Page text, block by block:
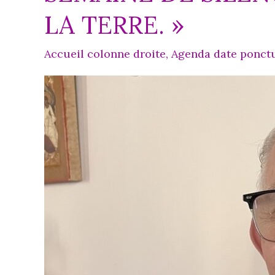
LA TERRE. »
Accueil colonne droite, Agenda date